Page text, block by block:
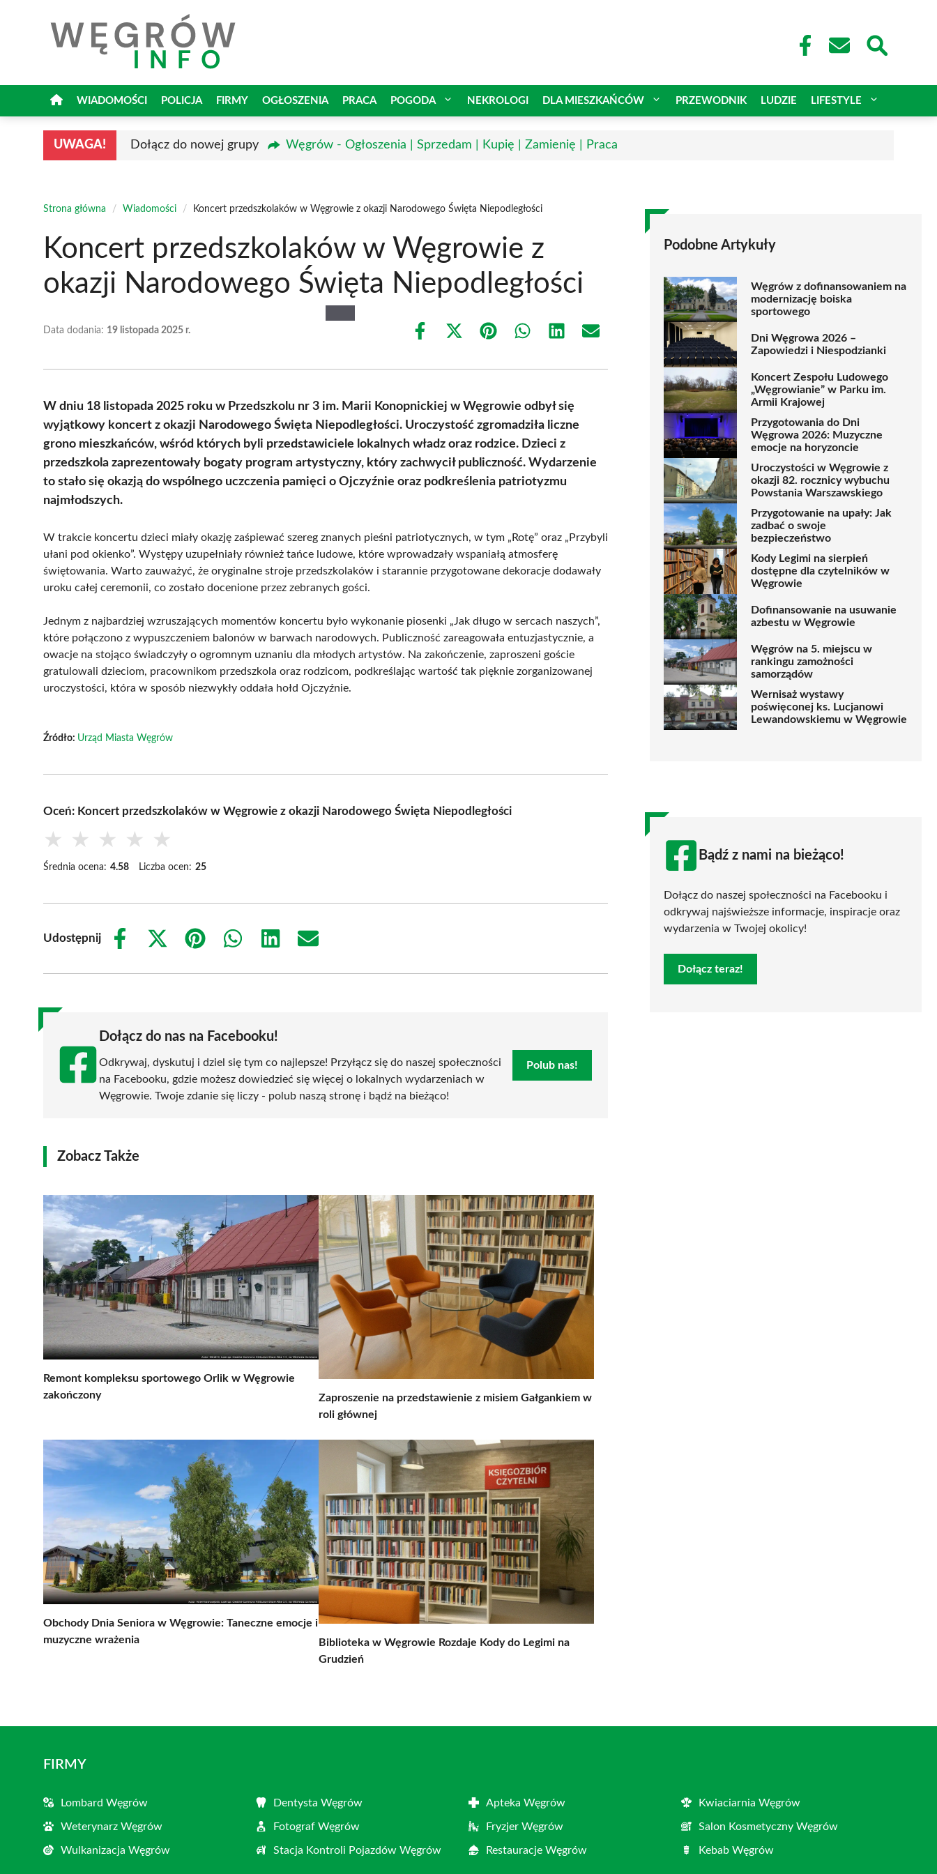
WIADOMOŚCI POLICJA FIRMY OGŁOSZENIA PRACA POGODA NEKROLOGI DLA MIESZKAŃCÓW PRZEWODNIK LUDZIE LIFESTYLE
UWAGA! Dołącz do nowej grupy Węgrów - Ogłoszenia | Sprzedam | Kupię | Zamienię | Praca
Strona główna / Wiadomości / Koncert przedszkolaków w Węgrowie z okazji Narodowego Święta Niepodległości
Koncert przedszkolaków w Węgrowie z
okazji Narodowego Święta Niepodległości
Data dodania: 19 listopada 2025 r.
Share
Share
(Twitter)
Share Share Share Share
W dniu 18 listopada 2025 roku w Przedszkolu nr 3 im. Marii Konopnickiej w Węgrowie odbył się
wyjątkowy koncert z okazji Narodowego Święta Niepodległości. Uroczystość zgromadziła liczne
grono mieszkańców, wśród których byli przedstawiciele lokalnych władz oraz rodzice. Dzieci z
przedszkola zaprezentowały bogaty program artystyczny, który zachwycił publiczność. Wydarzenie
to stało się okazją do wspólnego uczczenia pamięci o Ojczyźnie oraz podkreślenia patriotyzmu
najmłodszych.
W trakcie koncertu dzieci miały okazję zaśpiewać szereg znanych pieśni patriotycznych, w tym „Rotę” oraz „Przybyli
ułani pod okienko”. Występy uzupełniały również tańce ludowe, które wprowadzały wspaniałą atmosferę
świętowania. Warto zauważyć, że oryginalne stroje przedszkolaków i starannie przygotowane dekoracje dodawały
uroku całej ceremonii, co zostało docenione przez zebranych gości.
Jednym z najbardziej wzruszających momentów koncertu było wykonanie piosenki „Jak długo w sercach naszych”,
które połączono z wypuszczeniem balonów w barwach narodowych. Publiczność zareagowała entuzjastycznie, a
owacje na stojąco świadczyły o ogromnym uznaniu dla młodych artystów. Na zakończenie, zaproszeni goście
gratulowali dzieciom, pracownikom przedszkola oraz rodzicom, podkreślając wartość tak pięknie zorganizowanej
uroczystości, która w sposób niezwykły oddała hołd Ojczyźnie.
Źródło: Urząd Miasta Węgrów
Oceń: Koncert przedszkolaków w Węgrowie z okazji Narodowego Święta Niepodległości
★ ★ ★ ★ ★
Średnia ocena: 4.58 Liczba ocen: 25
Udostępnij
Share
Share
(Twitter)
Share
Share
Share
Share
Dołącz do nas na Facebooku!
Odkrywaj, dyskutuj i dziel się tym co najlepsze! Przyłącz się do naszej społeczności
na Facebooku, gdzie możesz dowiedzieć się więcej o lokalnych wydarzeniach w
Węgrowie. Twoje zdanie się liczy - polub naszą stronę i bądź na bieżąco!
Polub nas!
Zobacz Także
Remont kompleksu sportowego Orlik w Węgrowie
zakończony
Zaproszenie na przedstawienie z misiem Gałgankiem w
roli głównej
Obchody Dnia Seniora w Węgrowie: Taneczne emocje i
muzyczne wrażenia
Biblioteka w Węgrowie Rozdaje Kody do Legimi na
Grudzień
Podobne Artykuły
Węgrów z dofinansowaniem na
modernizację boiska
sportowego
Dni Węgrowa 2026 –
Zapowiedzi i Niespodzianki
Koncert Zespołu Ludowego
„Węgrowianie” w Parku im.
Armii Krajowej
Przygotowania do Dni
Węgrowa 2026: Muzyczne
emocje na horyzoncie
Uroczystości w Węgrowie z
okazji 82. rocznicy wybuchu
Powstania Warszawskiego
Przygotowanie na upały: Jak
zadbać o swoje
bezpieczeństwo
Kody Legimi na sierpień
dostępne dla czytelników w
Węgrowie
Dofinansowanie na usuwanie
azbestu w Węgrowie
Węgrów na 5. miejscu w
rankingu zamożności
samorządów
Wernisaż wystawy
poświęconej ks. Lucjanowi
Lewandowskiemu w Węgrowie
Bądź z nami na bieżąco!
Dołącz do naszej społeczności na Facebooku i
odkrywaj najświeższe informacje, inspiracje oraz
wydarzenia w Twojej okolicy!
Dołącz teraz!
FIRMY
Lombard Węgrów Dentysta Węgrów Apteka Węgrów Kwiaciarnia Węgrów
Weterynarz Węgrów Fotograf Węgrów Fryzjer Węgrów Salon Kosmetyczny Węgrów
Wulkanizacja Węgrów Stacja Kontroli Pojazdów Węgrów Restauracje Węgrów Kebab Węgrów